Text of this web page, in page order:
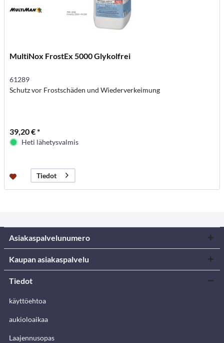
MultiNox FrostEx 5000 Glykolfrei
61289
Schutz vor Frostschäden und Wiederverkeimung
39,20 € *
Heti lähetysvalmis
Tiedot
Asiakaspalvelunumero
Kaupan asiakaspalvelu
Tiedot
käyttöehtoa
aukioloaikaa
Laajennusopas